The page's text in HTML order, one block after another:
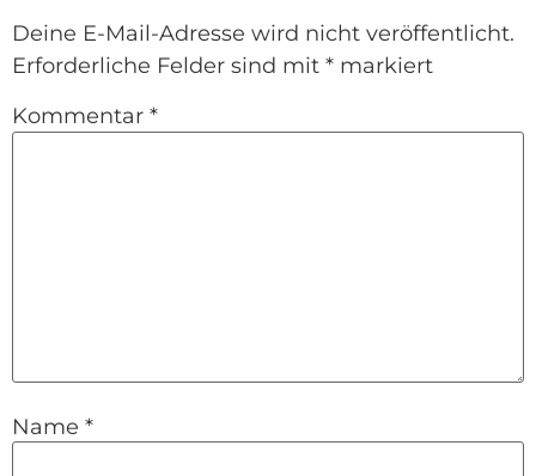
Deine E-Mail-Adresse wird nicht veröffentlicht.
Erforderliche Felder sind mit * markiert
Kommentar *
Name *